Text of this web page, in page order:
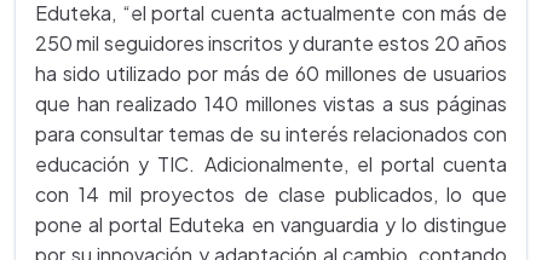
Eduteka, “el portal cuenta actualmente con más de
250 mil seguidores inscritos y durante estos 20 años
ha sido utilizado por más de 60 millones de usuarios
que han realizado 140 millones vistas a sus páginas
para consultar temas de su interés relacionados con
educación y TIC. Adicionalmente, el portal cuenta
con 14 mil proyectos de clase publicados, lo que
pone al portal Eduteka en vanguardia y lo distingue
por su innovación y adaptación al cambio, contando